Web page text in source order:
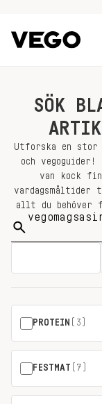
SÖK
Utforska en
och
van kock
allt du behöver
Sök
på:
PROTEIN (3)
FESTMAT (7)